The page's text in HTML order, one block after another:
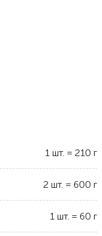
1 шт. = 210 г
2 шт. = 600 г
1 шт. = 60 г